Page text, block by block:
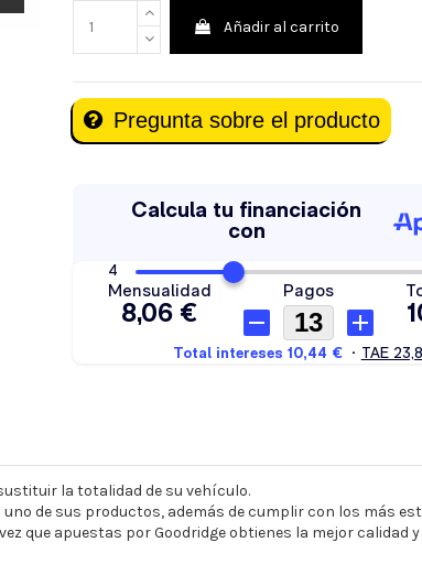
Añadir al carrito
Pregunta sobre el producto
la totalidad de su vehículo.
de sus productos, además de cumplir con los más
que apuestas por Goodridge obtienes la mejor calidad